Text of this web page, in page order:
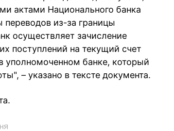
актами Национального банка
переводов из-за границы
осуществляет зачисление
поступлений на текущий счет
уполномоченном банке, который
– указано в тексте документа.